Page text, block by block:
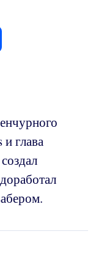
глава